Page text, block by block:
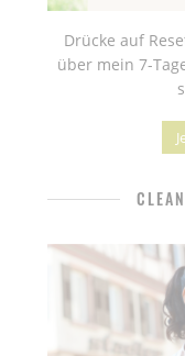
Drücke auf
über mein 7-